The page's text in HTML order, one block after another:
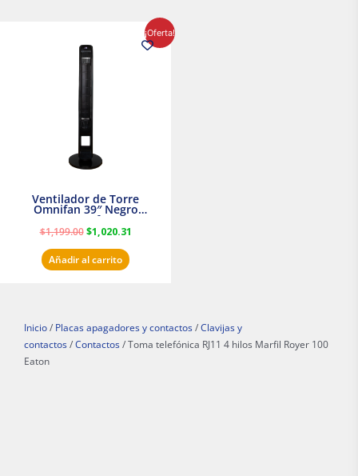
¡Oferta!
Ventilador de Torre
Omnifan 39″ Negro
Masterfan
$1,199.00
original
era:
$1,020.31
precio
actual
Añadir al carrito
Inicio / Placas apagadores y contactos / Clavijas y
contactos / Contactos / Toma telefónica RJ11 4 hilos Marfil Royer 100
Eaton